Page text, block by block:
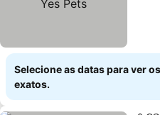
Selecione as datas para ver
exatos.